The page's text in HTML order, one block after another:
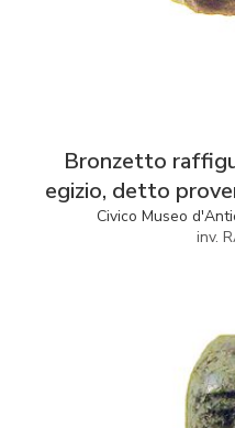
Bronzetto raffigurante
egizio,
Civico Museo
inv.